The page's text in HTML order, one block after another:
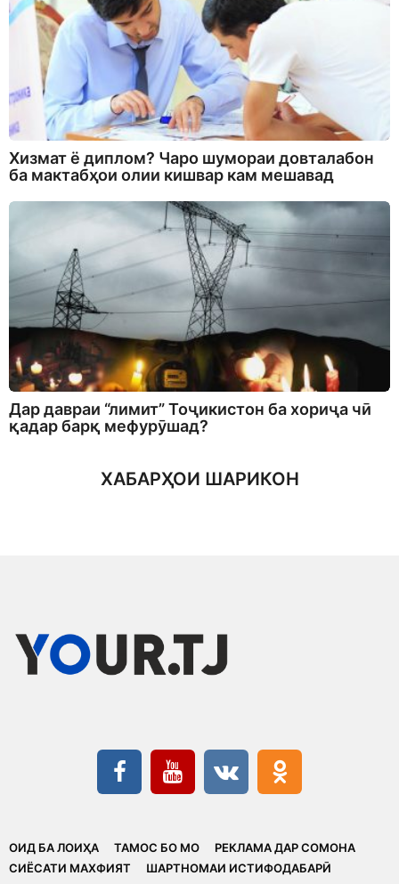
Хизмат ё диплом? Чаро шумораи довталабон
ба мактабҳои олии кишвар кам мешавад
Дар давраи “лимит” Тоҷикистон ба хориҷа чӣ
қадар барқ мефурӯшад?
ХАБАРҲОИ ШАРИКОН
ОИД БА ЛОИҲА ТАМОС БО МО
РЕКЛАМА ДАР СОМОНА
CИЁСАТИ МАХФИЯТ
ШАРТНОМАИ ИСТИФОДАБАРӢ